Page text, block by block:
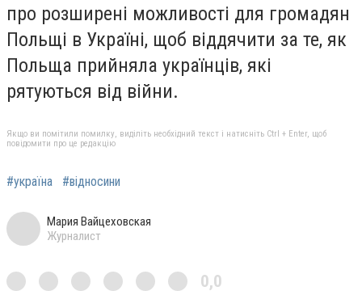
про розширені можливості для громадян
Польщі в Україні, щоб віддячити за те, як
Польща прийняла українців, які
рятуються від війни.
Якщо ви помітили помилку, виділіть необхідний текст і натисніть Ctrl + Enter, щоб
повідомити про це редакцію
#україна #відносини
Мария Вайцеховская
Журналист
0,0